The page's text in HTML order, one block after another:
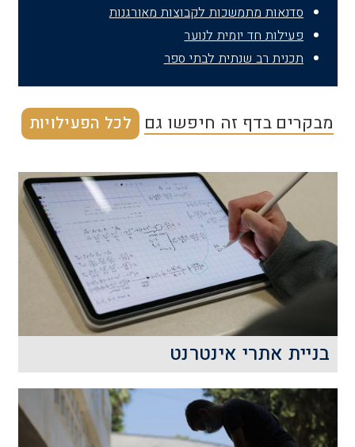
סדנאות מתמשכות לקבוצות מאורגנות
פעילות חד יומית לנוער
תכנית רב שנתית לבתי ספר
מבקרים בדף זה חיפשו גם לכל הפעילויות
כמה פעמים אתם קוראים, לומדים וצופים
בדפי אינטרנט שונים? התשובה יכולה
להגיע למאות דפי אינטרנט בשבוע.
בניית אתרי אינטרנט